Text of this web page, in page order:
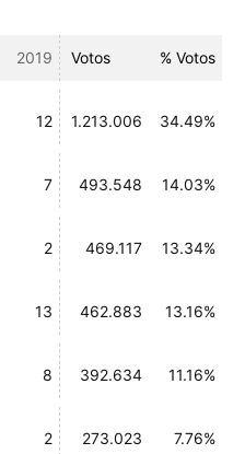
2019 Votos % Votos
12 1.213.006 34.49%
7 493.548 14.03%
2 469.117 13.34%
13 462.883 13.16%
8 392.634 11.16%
2 273.023 7.76%